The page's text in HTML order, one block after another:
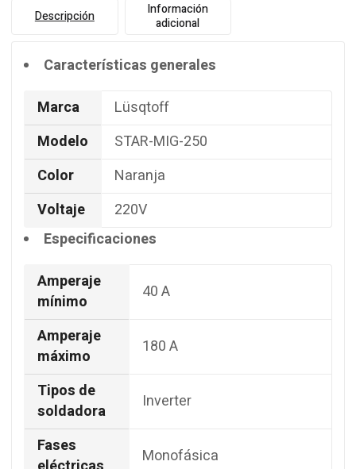
Descripción
Información
adicional
Características generales
Marca
Lüsqtoff
Modelo
STAR-MIG-250
Color
Naranja
Voltaje
220V
Especificaciones
Amperaje
mínimo
40 A
Amperaje
máximo
180 A
Tipos de
soldadora
Inverter
Fases
Monofásica